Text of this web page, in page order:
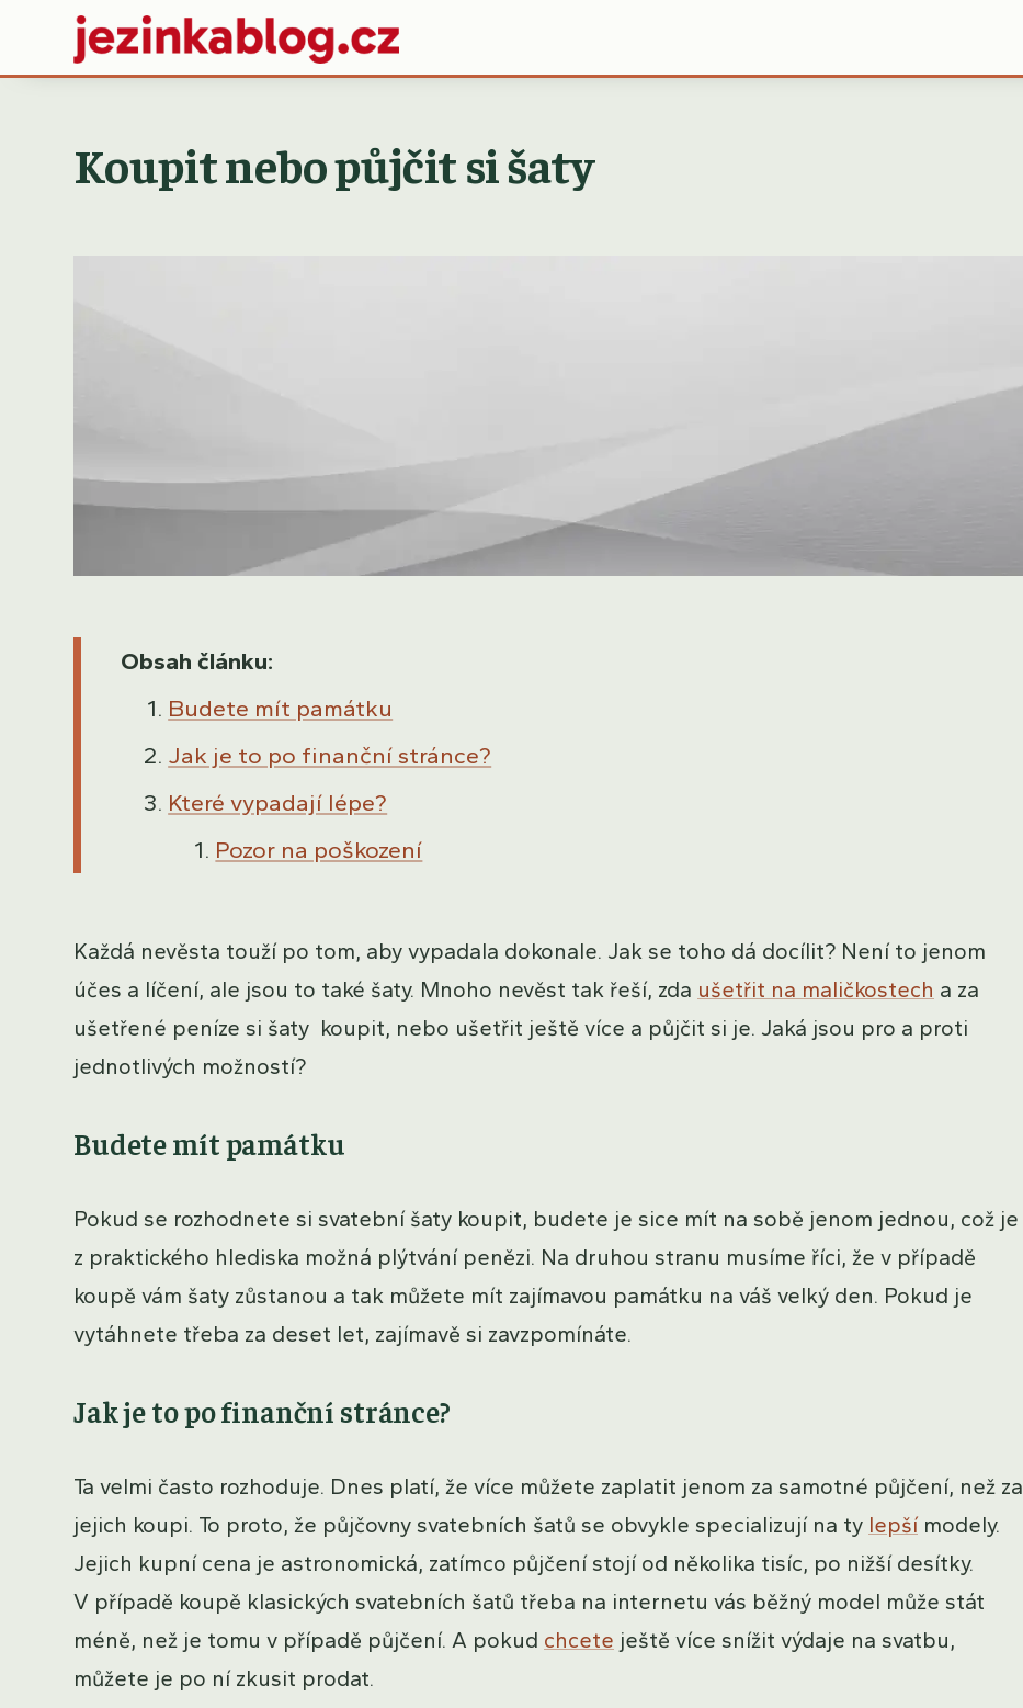
Koupit nebo půjčit si šaty
Obsah článku:
Budete mít památku
Jak je to po finanční stránce?
Které vypadají lépe?
Pozor na poškození
Každá nevěsta touží po tom, aby vypadala dokonale. Jak se toho dá docílit? Není to jenom
účes a líčení, ale jsou to také šaty. Mnoho nevěst tak řeší, zda ušetřit na maličkostech a za
ušetřené peníze si šaty koupit, nebo ušetřit ještě více a půjčit si je. Jaká jsou pro a proti
jednotlivých možností?
Budete mít památku
Pokud se rozhodnete si svatební šaty koupit, budete je sice mít na sobě jenom jednou, což je
z praktického hlediska možná plýtvání penězi. Na druhou stranu musíme říci, že v případě
koupě vám šaty zůstanou a tak můžete mít zajímavou památku na váš velký den. Pokud je
vytáhnete třeba za deset let, zajímavě si zavzpomínáte.
Jak je to po finanční stránce?
Ta velmi často rozhoduje. Dnes platí, že více můžete zaplatit jenom za samotné půjčení, než za
jejich koupi. To proto, že půjčovny svatebních šatů se obvykle specializují na ty lepšímodely.
Jejich kupní cena je astronomická, zatímco půjčení stojí od několika tisíc, po nižší desítky.
V případě koupě klasických svatebních šatů třeba na internetu vás běžný model může stát
méně, než je tomu v případě půjčení. A pokud chcete ještě více snížit výdaje na svatbu,
můžete je po ní zkusit prodat.